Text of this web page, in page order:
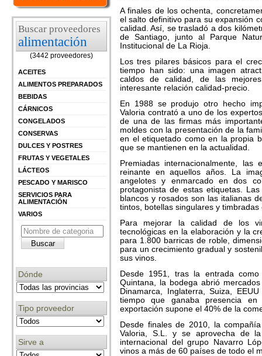
Buscar proveedores
alimentación
(3442 proveedores)
ACEITES
ALIMENTOS PREPARADOS
BEBIDAS
CÁRNICOS
CONGELADOS
CONSERVAS
DULCES Y POSTRES
FRUTAS Y VEGETALES
LÁCTEOS
PESCADO Y MARISCO
SERVICIOS PARA
ALIMENTACIÓN
VARIOS
Dónde
Tipo proveedor
Sirve a
A finales de los ochenta,
el salto definitivo para su expansión
calidad. Así, se trasladó a dos
de Santiago, junto al Parque
Institucional de La Rioja.
Los tres pilares básicos para el
tiempo han sido: una imagen
caldos de calidad, de las
interesante relación calidad-precio.
En 1988 se produjo otro hecho
Valoria contrató a uno de los
de una de las firmas más
moldes con la presentación de la
en el etiquetado como en la propia
que se mantienen en la actualidad.
Premiadas internacionalmente,
reinante en aquellos años. La
angelotes y enmarcado en dos
protagonista de estas etiquetas.
blancos y rosados son las italianas
tintos, botellas singulares y timbradas
Para mejorar la calidad de los
tecnológicas en la elaboración y la
para 1.800 barricas de roble,
para un crecimiento gradual y
sus vinos.
Desde 1951, tras la entrada
Quintana, la bodega abrió
Dinamarca, Inglaterra, Suiza,
tiempo que ganaba presencia
exportación supone el 40% de la
Desde finales de 2010, la
Valoria, S.L. y se aprovecha de
internacional del grupo Navarro
vinos a más de 60 países de todo el